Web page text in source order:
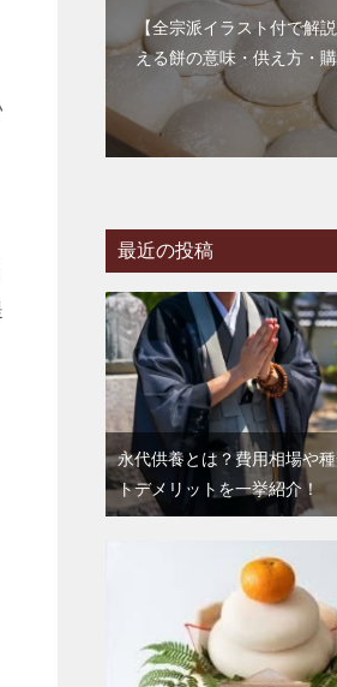
【全宗派イラスト付で解
える餅の意味・供え方・
最近の投稿
永代供養とは？費用相場や
トデメリットを一挙紹介！